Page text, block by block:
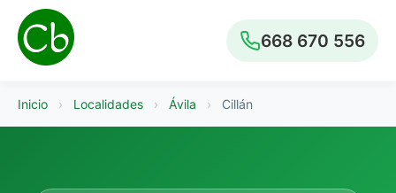
668 670 556
Inicio › Localidades › Ávila › Cillán